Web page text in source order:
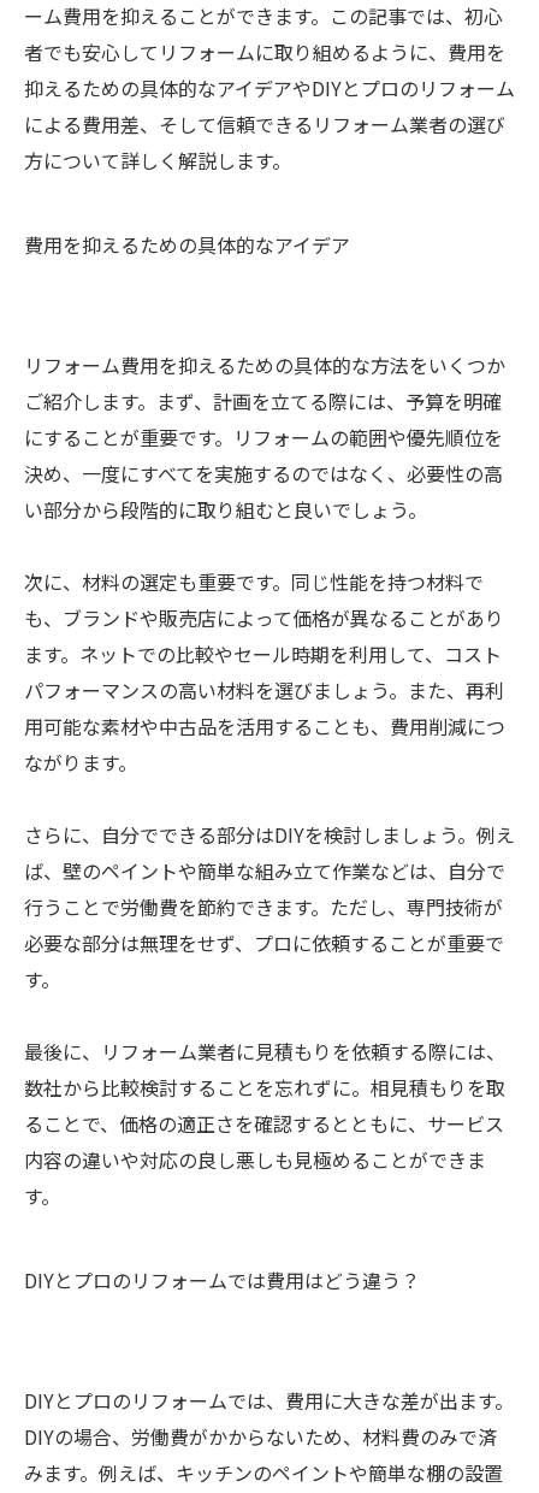
ーム費用を抑えることができます。この記事では、初心
者でも安心してリフォームに取り組めるように、費用を
抑えるための具体的なアイデアやDIYとプロのリフォーム
による費用差、そして信頼できるリフォーム業者の選び
方について詳しく解説します。
費用を抑えるための具体的なアイデア
リフォーム費用を抑えるための具体的な方法をいくつか
ご紹介します。まず、計画を立てる際には、予算を明確
にすることが重要です。リフォームの範囲や優先順位を
決め、一度にすべてを実施するのではなく、必要性の高
い部分から段階的に取り組むと良いでしょう。
次に、材料の選定も重要です。同じ性能を持つ材料で
も、ブランドや販売店によって価格が異なることがあり
ます。ネットでの比較やセール時期を利用して、コスト
パフォーマンスの高い材料を選びましょう。また、再利
用可能な素材や中古品を活用することも、費用削減につ
ながります。
さらに、自分でできる部分はDIYを検討しましょう。例え
ば、壁のペイントや簡単な組み立て作業などは、自分で
行うことで労働費を節約できます。ただし、専門技術が
必要な部分は無理をせず、プロに依頼することが重要で
す。
最後に、リフォーム業者に見積もりを依頼する際には、
数社から比較検討することを忘れずに。相見積もりを取
ることで、価格の適正さを確認するとともに、サービス
内容の違いや対応の良し悪しも見極めることができま
す。
DIYとプロのリフォームでは費用はどう違う？
DIYとプロのリフォームでは、費用に大きな差が出ます。
DIYの場合、労働費がかからないため、材料費のみで済
みます。例えば、キッチンのペイントや簡単な棚の設置